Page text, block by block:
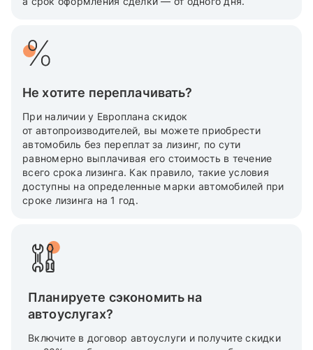
Не хотите переплачивать?
При наличии у Европлана скидок
от автопроизводителей, вы можете приобрести
автомобиль без переплат за лизинг, по сути
равномерно выплачивая его стоимость в течение
всего срока лизинга. Как правило, такие условия
доступны на определенные марки автомобилей при
сроке лизинга на 1 год.
Планируете сэкономить на
автоуслугах?
Включите в договор автоуслуги и получите скидки